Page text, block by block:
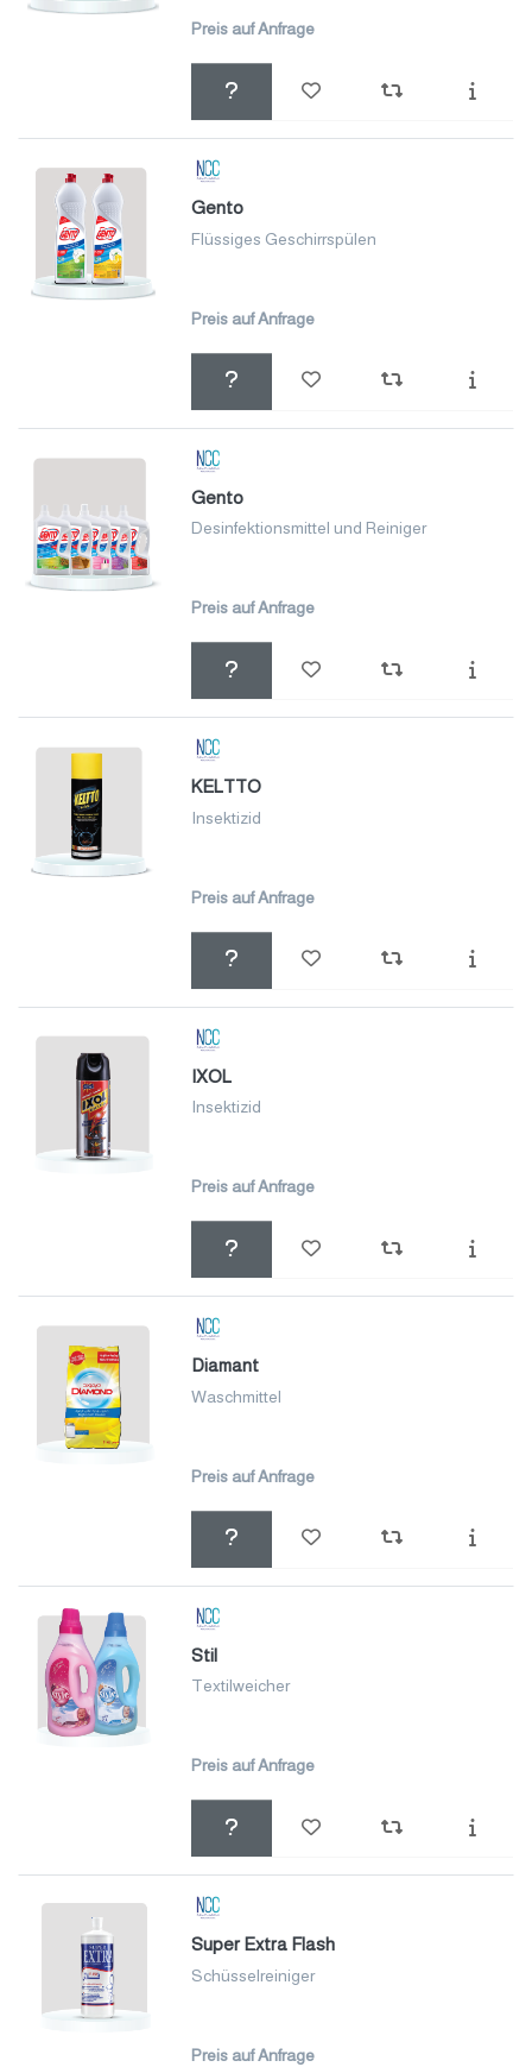
Preis auf Anfrage
Gento
Flüssiges Geschirrspülen
Preis auf Anfrage
Gento
Desinfektionsmittel und Reiniger
Preis auf Anfrage
KELTTO
Insektizid
Preis auf Anfrage
IXOL
Insektizid
Preis auf Anfrage
Diamant
Waschmittel
Preis auf Anfrage
Stil
Textilweicher
Preis auf Anfrage
Super Extra Flash
Schüsselreiniger
Preis auf Anfrage